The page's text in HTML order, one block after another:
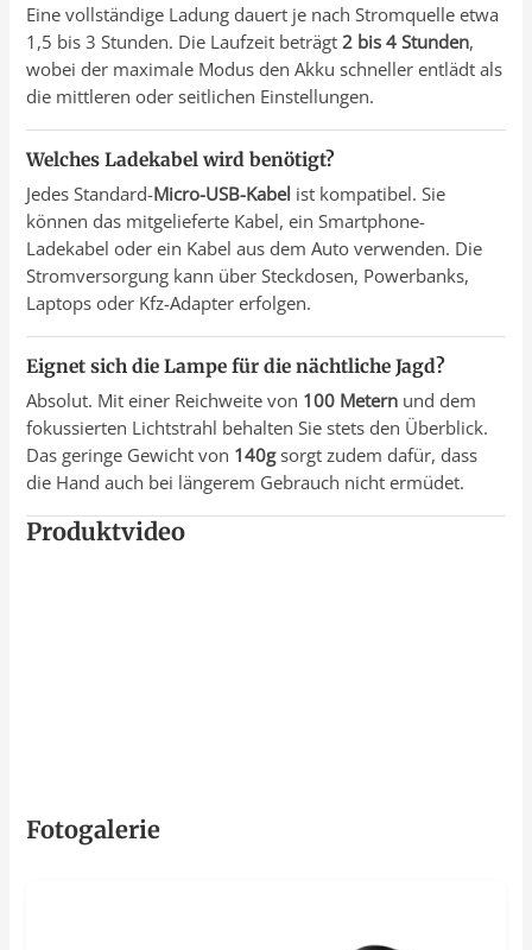
Eine vollständige Ladung dauert je nach Stromquelle etwa
1,5 bis 3 Stunden. Die Laufzeit beträgt2 bis 4 Stunden,
wobei der maximale Modus den Akku schneller entlädt als
die mittleren oder seitlichen Einstellungen.
Welches Ladekabel wird benötigt?
Jedes Standard-Micro-USB-Kabel ist kompatibel. Sie
können das mitgelieferte Kabel, ein Smartphone-
Ladekabel oder ein Kabel aus dem Auto verwenden. Die
Stromversorgung kann über Steckdosen, Powerbanks,
Laptops oder Kfz-Adapter erfolgen.
Eignet sich die Lampe für die nächtliche Jagd?
Absolut. Mit einer Reichweite von 100 Metern und dem
fokussierten Lichtstrahl behalten Sie stets den Überblick.
Das geringe Gewicht von 140gsorgt zudem dafür, dass
die Hand auch bei längerem Gebrauch nicht ermüdet.
Produktvideo
Fotogalerie